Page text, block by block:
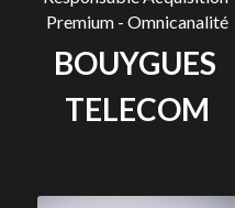
Premium - Omnicanalité
BOUYGUES
TELECOM